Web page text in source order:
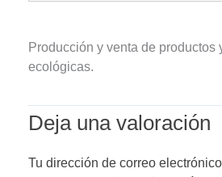
Producción y venta de productos
ecológicas.
Deja una valoración
Tu dirección de correo